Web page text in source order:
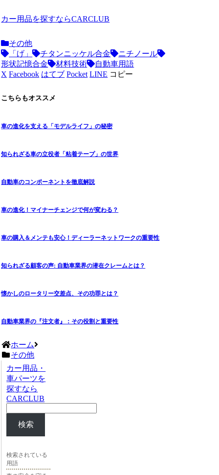
カー用品を探すならCARCLUB
その他
「げ」
チタンニッケル合金
ニチノール
形状記憶合金
材料技術
自動車用語
X Facebook はてブ Pocket LINE コピー
こちらもオススメ
車の進化を支える「モデルライフ」の秘密
知られざる車の立役者「粘着テープ」の世界
自動車のコンポーネントを徹底解説
車の進化！マイナーチェンジで何が変わる？
車の購入＆メンテも安心！ディーラーネットワークの重要性
知られざる顧客の声: 自動車業界の潜在クレームとは？
懐かしのロータリー交差点、その功罪とは？
自動車業界の『注文者』：その役割と重要性
ホーム
その他
カー用品・
車パーツを
探すなら
CARCLUB
検索
検索されている
用語